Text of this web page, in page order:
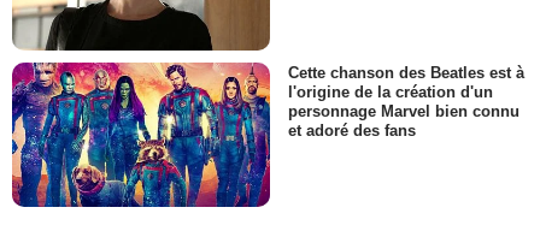
Cette chanson des Beatles est à
l'origine de la création d'un
personnage Marvel bien connu
et adoré des fans